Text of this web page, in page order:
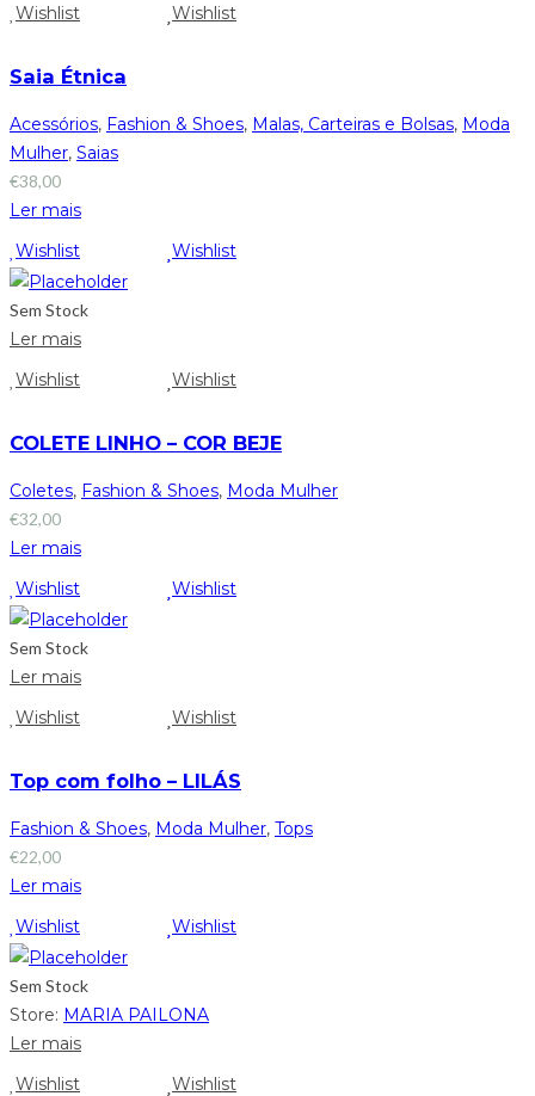
Wishlist
Wishlist
Saia Étnica
Acessórios, Fashion & Shoes, Malas, Carteiras e Bolsas, Moda
Mulher, Saias
€38,00
Ler mais
Wishlist
Wishlist
Sem Stock
Ler mais
Wishlist
Wishlist
COLETE LINHO – COR BEJE
Coletes, Fashion & Shoes, Moda Mulher
€32,00
Ler mais
Wishlist
Wishlist
Sem Stock
Ler mais
Wishlist
Wishlist
Top com folho – LILÁS
Fashion & Shoes, Moda Mulher, Tops
€22,00
Ler mais
Wishlist
Wishlist
Sem Stock
Store: MARIA PAILONA
Ler mais
Wishlist
Wishlist